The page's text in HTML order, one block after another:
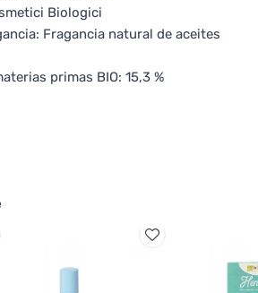
Biologici
Fragancia natural de aceites
primas BIO: 15,3 %